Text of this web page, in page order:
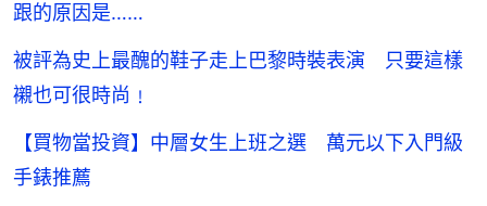
跟的原因是……
被評為史上最醜的鞋子走上巴黎時裝表演 只要這樣
襯也可很時尚﹗
【買物當投資】中層女生上班之選 萬元以下入門級
手錶推薦